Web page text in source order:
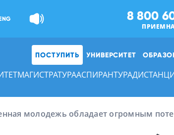
8 800
ПОСТУПИТЬ УНИВЕРСИТЕТ
МАГИСТРАТУРААСПИРАНТУРА
молодежь обладает огромным